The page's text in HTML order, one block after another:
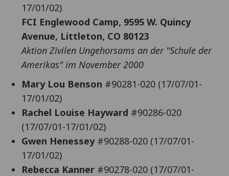
17/01/02)
FCI Englewood Camp, 9595 W. Quincy
Avenue, Littleton, CO 80123
Aktion Zivilen Ungehorsams an der "Schule der
Amerikas" im November 2000
Mary Lou Benson #90281-020 (17/07/01-
17/01/02)
Rachel Louise Hayward #90286-020
(17/07/01-17/01/02)
Gwen Henessey#90288-020 (17/07/01-
17/01/02)
Rebecca Kanner #90278-020 (17/07/01-